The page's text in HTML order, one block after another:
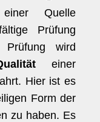
Quelle
Prüfung
wird
einer
Hier ist es
Form der
zu haben. Es